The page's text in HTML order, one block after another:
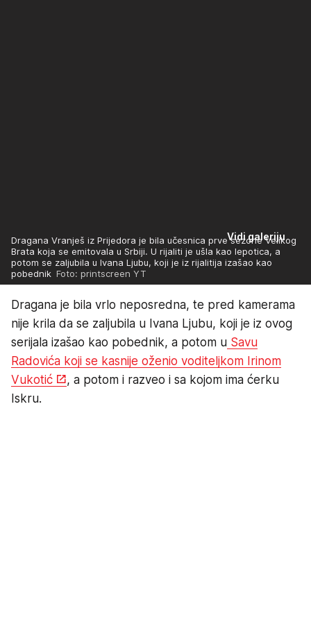
Vidi galeriju
Dragana Vranješ iz Prijedora je bila učesnica prve sezone Velikog
Brata koja se emitovala u Srbiji. U rijaliti je ušla kao lepotica, a
potom se zaljubila u Ivana Ljubu, koji je iz rijalitija izašao kao
pobednik Foto: printscreen YT
Dragana je bila vrlo neposredna, te pred kamerama
nije krila da se zaljubila u Ivana Ljubu, koji je iz ovog
serijala izašao kao pobednik, a potom u Savu
Radovića koji se kasnije oženio voditeljkom Irinom
Vukotić
, a potom i razveo i sa kojom ima ćerku
Iskru.